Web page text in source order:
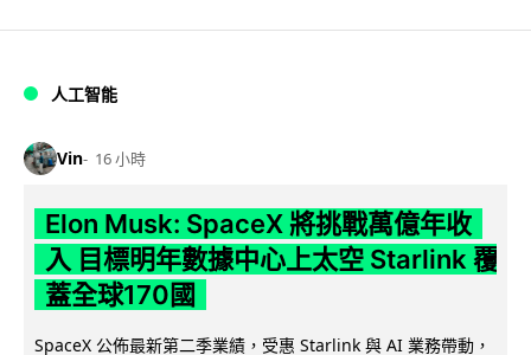
人工智能
Vin 16 小時
Elon Musk: SpaceX 將挑戰萬億年收
入 目標明年數據中心上太空 Starlink 覆
蓋全球170國
SpaceX 公佈最新第二季業績，受惠 Starlink 與 AI 業務帶動，